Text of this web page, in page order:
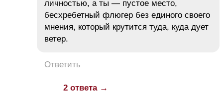
личностью, а ты — пустое место,
бесхребетный флюгер без единого своего
мнения, который крутится туда, куда дует
ветер.
Ответить
2 ответа →